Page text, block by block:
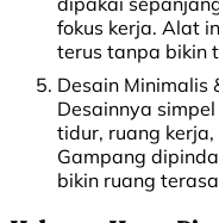
fokus kerja. Alat
terus tanpa bikin
Desain Minimalis
Desainnya
tidur, ruang
Gampang
bikin ruang